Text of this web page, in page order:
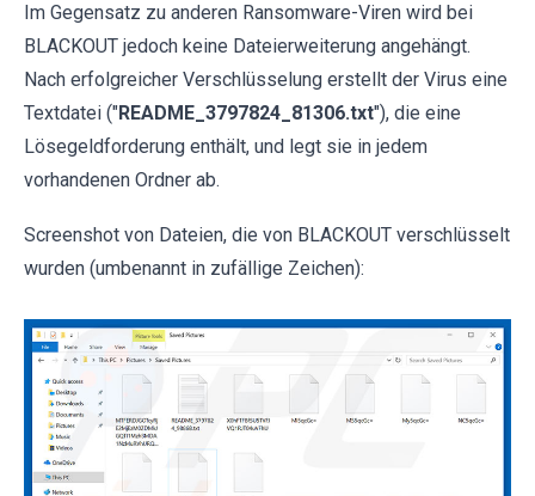
Im Gegensatz zu anderen Ransomware-Viren wird bei
BLACKOUT jedoch keine Dateierweiterung angehängt.
Nach erfolgreicher Verschlüsselung erstellt der Virus eine
Textdatei ("README_3797824_81306.txt"), die eine
Lösegeldforderung enthält, und legt sie in jedem
vorhandenen Ordner ab.
Screenshot von Dateien, die von BLACKOUT verschlüsselt
wurden (umbenannt in zufällige Zeichen):